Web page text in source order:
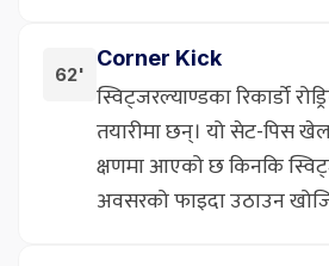
62'
Corner Kick
स्विट्जरल्याण्डका रिकार्डो
तयारीमा छन्। यो सेट-पिस
क्षणमा आएको छ किनकि
अवसरको फाइदा उठाउन